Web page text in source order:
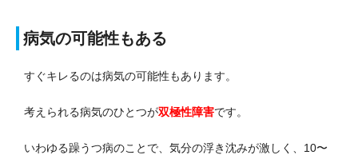
病気の可能性もある
すぐキレるのは病気の可能性もあります。
考えられる病気のひとつが双極性障害です。
いわゆる躁うつ病のことで、気分の浮き沈みが激しく、10〜